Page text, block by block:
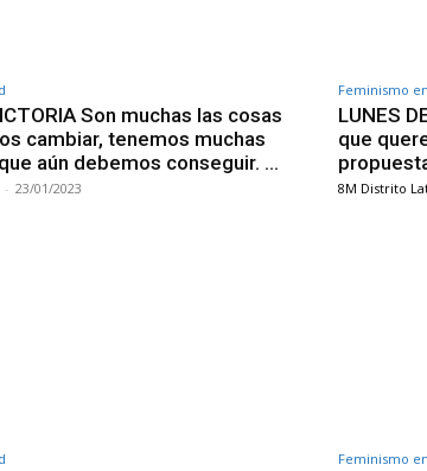
Son muchas las cosas
cambiar, tenemos muchas
aún debemos conseguir. …
- 23/01/2023
Feminismo
LUNES
que
8M Distrito
Feminismo